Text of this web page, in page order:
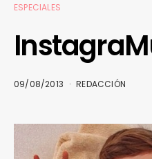
ESPECIALES
09/08/2013 REDACCIÓN